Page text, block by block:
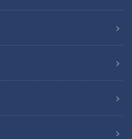
市伝説 #4